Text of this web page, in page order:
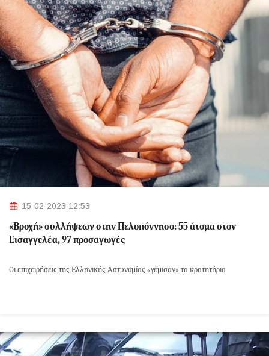
15-02-2023 12:53
«Βροχή» συλλήψεων στην Πελοπόννησο: 55 άτομα στον
Εισαγγελέα, 97 προσαγωγές
Οι επιχειρήσεις της Ελληνικής Αστυνομίας «γέμισαν» τα κρατητήρια